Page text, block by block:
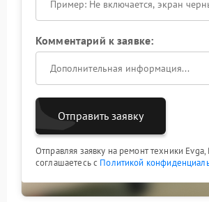
Комментарий к заявке:
Отправить заявку
Отправляя заявку на ремонт техники
соглашаетесь с Политикой